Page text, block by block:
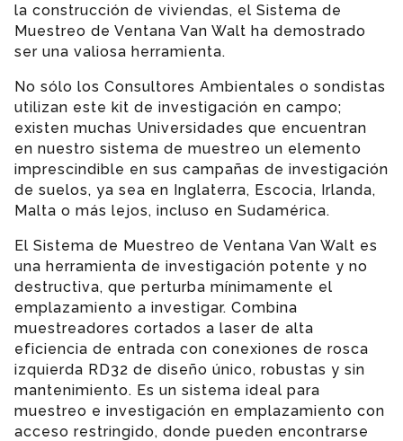
la construcción de viviendas, el Sistema de
Muestreo de Ventana Van Walt ha demostrado
ser una valiosa herramienta.
No sólo los Consultores Ambientales o sondistas
utilizan este kit de investigación en campo;
existen muchas Universidades que encuentran
en nuestro sistema de muestreo un elemento
imprescindible en sus campañas de investigación
de suelos, ya sea en Inglaterra, Escocia, Irlanda,
Malta o más lejos, incluso en Sudamérica.
El Sistema de Muestreo de Ventana Van Walt es
una herramienta de investigación potente y no
destructiva, que perturba mínimamente el
emplazamiento a investigar. Combina
muestreadores cortados a laser de alta
eficiencia de entrada con conexiones de rosca
izquierda RD32 de diseño único, robustas y sin
mantenimiento. Es un sistema ideal para
muestreo e investigación en emplazamiento con
acceso restringido, donde pueden encontrarse